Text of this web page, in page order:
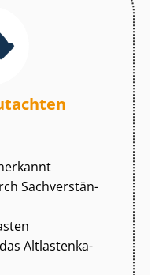
Sach­ver­stän­
Alt­las­ten­ka­